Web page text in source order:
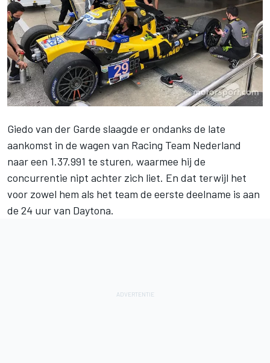
Giedo van der Garde slaagde er ondanks de late
aankomst in de wagen van Racing Team Nederland
naar een 1.37.991 te sturen, waarmee hij de
concurrentie nipt achter zich liet. En dat terwijl het
voor zowel hem als het team de eerste deelname is aan
de 24 uur van Daytona.